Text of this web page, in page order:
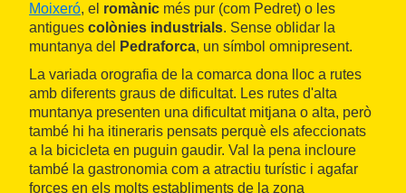
Moixeró, el romànic més pur (com Pedret) o les
antigues colònies industrials. Sense oblidar la
muntanya del
Pedraforca, un símbol omnipresent.
La variada orografia de la comarca dona lloc a rutes
amb diferents graus de dificultat. Les rutes d'alta
muntanya presenten una dificultat mitjana o alta, però
també hi ha itineraris pensats perquè els afeccionats
a la bicicleta en puguin gaudir. Val la pena incloure
també la gastronomia com a atractiu turístic i agafar
forces en els molts establiments de la zona